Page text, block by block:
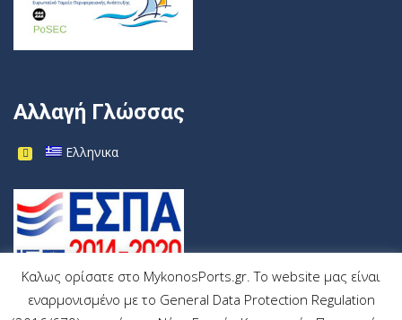
Αλλαγή Γλώσσας
Ελληνικα
Καλως ορίσατε στο MykonosPorts.gr. Το website μας είναι
εναρμονισμένο με το General Data Protection Regulation